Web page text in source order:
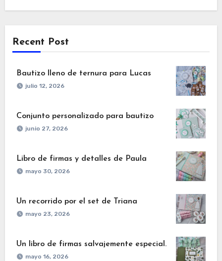
Recent Post
Bautizo lleno de ternura para Lucas
julio 12, 2026
Conjunto personalizado para bautizo
junio 27, 2026
Libro de firmas y detalles de Paula
mayo 30, 2026
Un recorrido por el set de Triana
mayo 23, 2026
Un libro de firmas salvajemente especial.
mayo 16, 2026